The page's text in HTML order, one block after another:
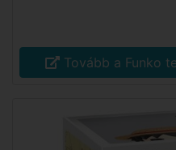
Tovább a Funko